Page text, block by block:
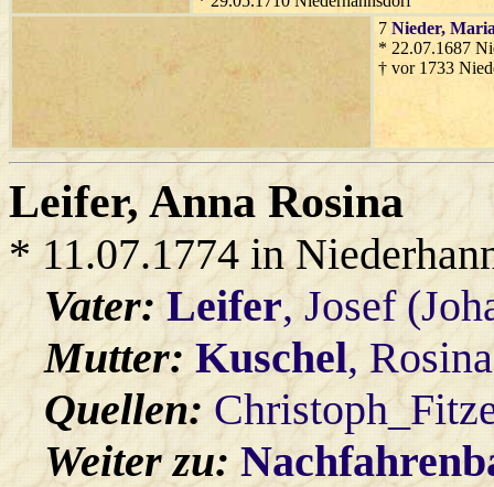
7 Nieder,
* 22.07.1687
† vor 1733
Leifer, Anna Rosina
* 11.07.1774 in
Vater:Leifer, Josef
Mutter: Kuschel,
Quellen:
Weiter zu: